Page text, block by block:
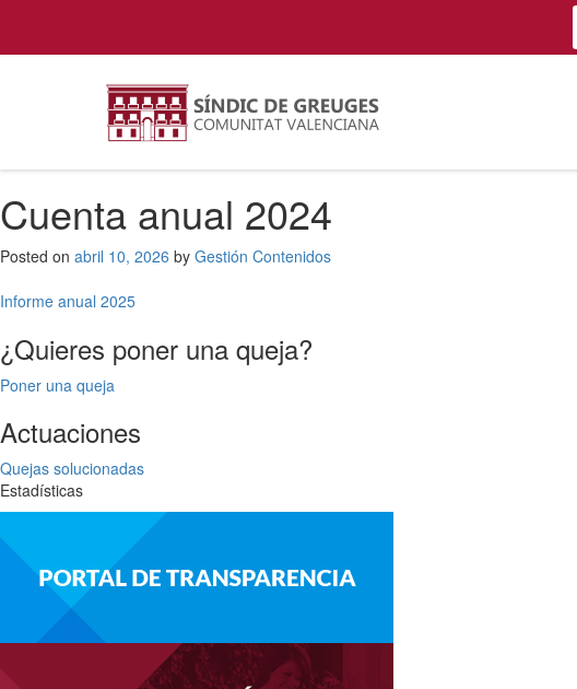
Cuenta anual 2024
Posted on abril 10, 2026 by Gestión Contenidos
Navegación
de
entradas
Informe anual 2025
¿Quieres poner una queja?
Poner una queja
Actuaciones
Quejas solucionadas
Estadísticas